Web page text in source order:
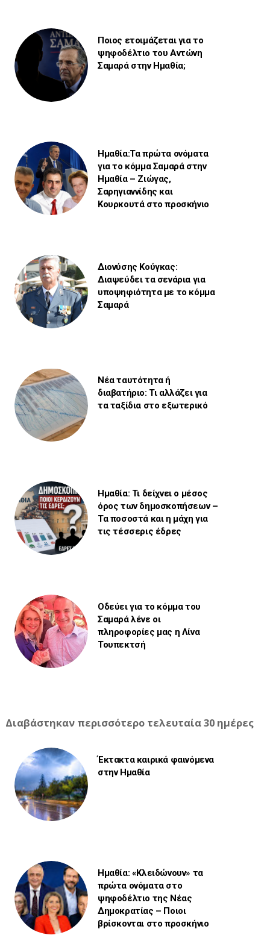
Ποιος ετοιμάζεται για το
ψηφοδέλτιο του Αντώνη
Σαμαρά στην Ημαθία;
Ημαθία:Τα πρώτα ονόματα
για το κόμμα Σαμαρά στην
Ημαθία – Ζιώγας,
Σαρηγιαννίδης και
Κουρκουτά στο προσκήνιο
Διονύσης Κούγκας:
Διαψεύδει τα σενάρια για
υποψηφιότητα με το κόμμα
Σαμαρά
Νέα ταυτότητα ή
διαβατήριο: Τι αλλάζει για
τα ταξίδια στο εξωτερικό
Ημαθία: Τι δείχνει ο μέσος
όρος των δημοσκοπήσεων –
Τα ποσοστά και η μάχη για
τις τέσσερις έδρες
Οδεύει για το κόμμα του
Σαμαρά λένε οι
πληροφορίες μας η Λίνα
Τουπεκτσή
Διαβάστηκαν περισσότερο τελευταία 30 ημέρες
Έκτακτα καιρικά φαινόμενα
στην Ημαθία
Ημαθία: «Κλειδώνουν» τα
πρώτα ονόματα στο
ψηφοδέλτιο της Νέας
Δημοκρατίας – Ποιοι
βρίσκονται στο προσκήνιο